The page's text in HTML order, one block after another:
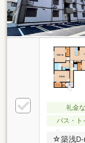
礼金
バス・ト
☆築浅D-